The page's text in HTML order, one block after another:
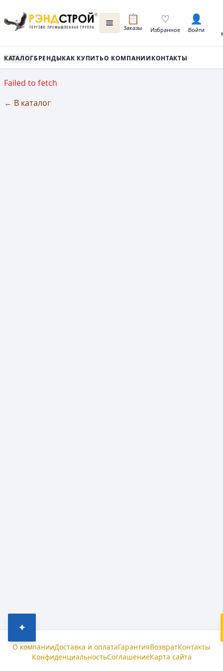
📋
Заказы
♡
Избранное
👤
Войти
КАТАЛОГБРЕНДЫКАК КУПИТЬО КОМПАНИИКОНТАКТЫ
Failed to fetch
← В каталог
✦
О компанииДоставка и оплатаГарантияВозвратКонтакты
КонфиденциальностьСоглашениеКарта сайта